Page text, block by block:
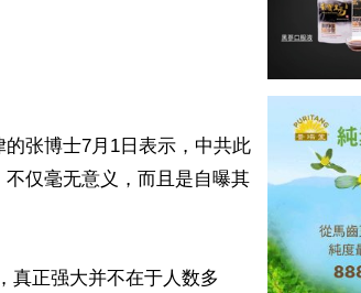
张博士7月1日表示，中共此
仅毫无意义，而且是自曝其
真正强大并不在于人数多